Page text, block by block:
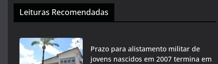
Leituras Recomendadas
Prazo para alistamento militar de
jovens nascidos em 2007 termina em